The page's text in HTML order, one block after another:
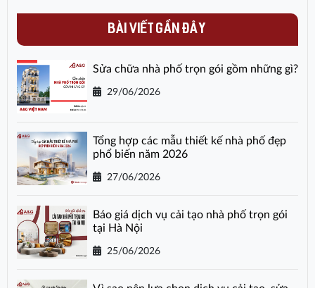
BÀI VIẾT GẦN ĐÂY
Sửa chữa nhà phố trọn gói gồm những gì?
29/06/2026
Tổng hợp các mẫu thiết kế nhà phố đẹp
phổ biến năm 2026
27/06/2026
Báo giá dịch vụ cải tạo nhà phố trọn gói
tại Hà Nội
25/06/2026